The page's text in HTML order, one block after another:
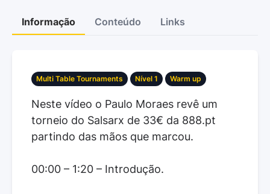
Informação Conteúdo Links
Multi Table Tournaments Nível 1 Warm up
Neste vídeo o Paulo Moraes revê um
torneio do Salsarx de 33€ da 888.pt
partindo das mãos que marcou.
00:00 – 1:20 – Introdução.